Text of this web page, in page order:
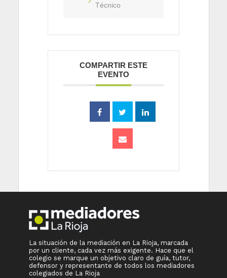
Técnico
COMPARTIR ESTE
EVENTO
La situación de la mediación en La Rioja, marcada
por un cliente, cada vez más exigente. Hace que el
colegio se marque un objetivo claro de guía, tutor,
defensor y representante de todos los mediadores
colegiados de La Rioja